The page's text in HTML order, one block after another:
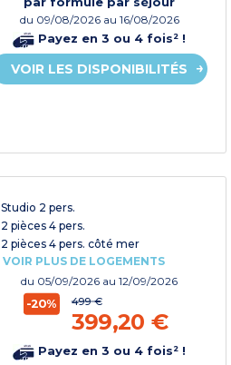
du 09/08/2026 au 16/08/2026
Payez en 3 ou 4 fois² !
VOIR LES DISPONIBILITÉS
Studio 2 pers.
2 pièces 4 pers.
2 pièces 4 pers. côté mer
VOIR PLUS DE LOGEMENTS
du 05/09/2026 au 12/09/2026
-20% 499 €
399,20 €
Payez en 3 ou 4 fois² !